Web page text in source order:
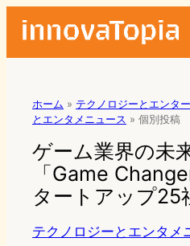
ホーム » テクノロジーとエンタ
とエンタメニュース » 個別投稿
ゲーム業界の未
「Game
タートアップ25
テクノロジーとエンタメ